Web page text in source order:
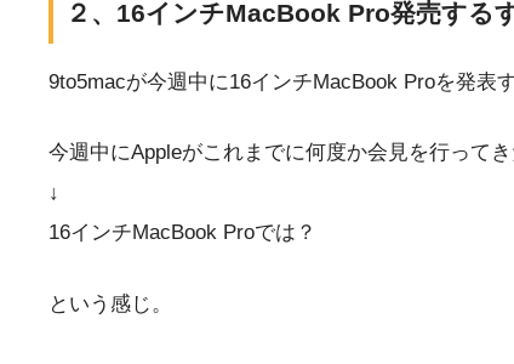
２、16インチMacBook Pro発売する
9to5macが今週中に16インチMacBook Proを発表
今週中にAppleがこれまでに何度か会見を行って
↓
16インチMacBook Proでは？
という感じ。